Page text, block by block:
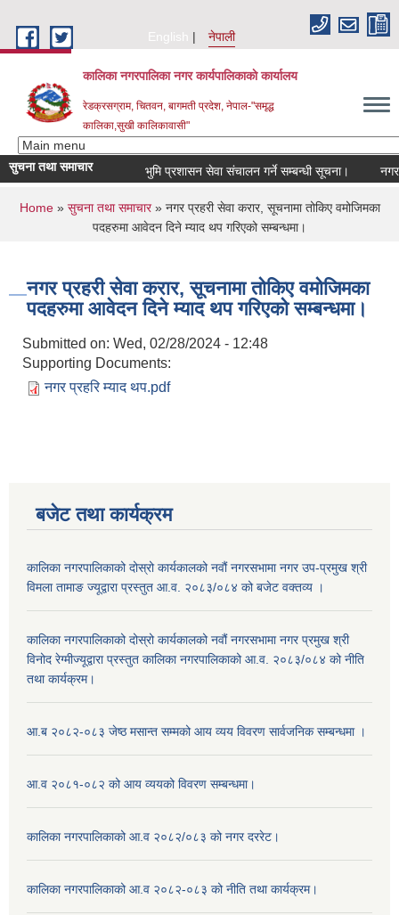
English
नेपाली
कालिका नगरपालिका नगर कार्यपालिकाकाे कार्यालय
रेडक्रसग्राम, चितवन, बागमती प्रदेश, नेपाल-"समृद्ध
कालिका,सुखी कालिकावासी"
सुचना तथा समाचार भुमि प्रशासन सेवा संचालन गर्ने सम्बन्धी सूचना। नगर
You are here
Home» सुचना तथा समाचार» नगर प्रहरी सेवा करार, सूचनामा तोकिए वमोजिमका
पदहरुमा आवेदन दिने म्याद थप गरिएको सम्बन्धमा।
नगर प्रहरी सेवा करार, सूचनामा तोकिए वमोजिमका
पदहरुमा आवेदन दिने म्याद थप गरिएको सम्बन्धमा।
Submitted on: Wed, 02/28/2024 - 12:48
Supporting Documents:
नगर प्रहरि म्याद थप.pdf
बजेट तथा कार्यक्रम
कालिका नगरपालिकाको दोस्रो कार्यकालको नवौं नगरसभामा नगर उप-प्रमुख श्री
विमला तामाङ ज्यूद्वारा प्रस्तुत आ.व. २०८३/०८४ को बजेट वक्तव्य ।
कालिका नगरपालिकाको दोस्रो कार्यकालको नवौं नगरसभामा नगर प्रमुख श्री
विनोद रेग्मीज्यूद्वारा प्रस्तुत कालिका नगरपालिकाको आ.व. २०८३/०८४ को नीति
तथा कार्यक्रम।
आ.ब २०८२-०८३ जेष्ठ मसान्त सम्मको आय व्यय विवरण सार्वजनिक सम्बन्धमा ।
आ.व २०८१-०८२ को आय व्ययको विवरण सम्बन्धमा।
कालिका नगरपालिकाको आ.व २०८२/०८३ को नगर दररेट।
कालिका नगरपालिकाको आ.व २०८२-०८३ को नीति तथा कार्यक्रम।